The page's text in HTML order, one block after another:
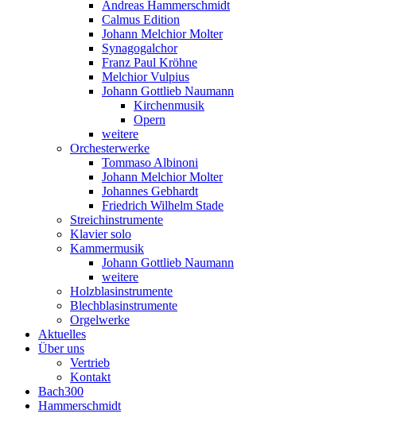
Andreas Hammerschmidt
Calmus Edition
Johann Melchior Molter
Synagogalchor
Franz Paul Kröhne
Melchior Vulpius
Johann Gottlieb Naumann
Kirchenmusik
Opern
weitere
Orchesterwerke
Tommaso Albinoni
Johann Melchior Molter
Johannes Gebhardt
Friedrich Wilhelm Stade
Streichinstrumente
Klavier solo
Kammermusik
Johann Gottlieb Naumann
weitere
Holzblasinstrumente
Blechblasinstrumente
Orgelwerke
Aktuelles
Über uns
Vertrieb
Kontakt
Bach300
Hammerschmidt